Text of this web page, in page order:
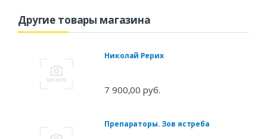
Другие товары магазина
Николай Рерих
7 900,00 руб.
Препараторы. Зов ястреба